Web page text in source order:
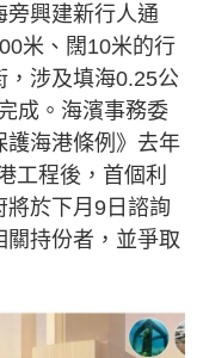
旁興建新行人通
米、闊10米的行
，涉及填海0.25公
成。海濱事務委
護海港條例》去年
工程後，首個利
將於下月9日諮詢
關持份者，並爭取